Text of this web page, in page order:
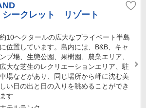
ークレット リゾート
約10ヘクタールの広大なプライベート半島
に位置しています。島内には、B&B、キャ
ンプ場、生態公園、果樹園、農業エリア、
広大な芝生のレクリエーションエリア、駐
車場などがあり、同じ場所から岬に沈む美
しい日の出と日の入りを眺めることができ
ます